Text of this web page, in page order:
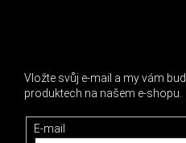
Vložte svůj e-mail a my vám
produktech na našem e-shopu.
E-mail